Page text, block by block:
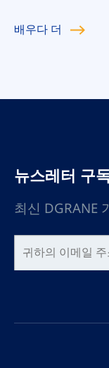
배우다 더
뉴스레터 구
최신 DGRANE